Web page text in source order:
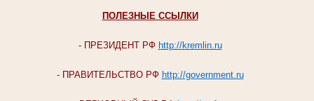
ПОЛЕЗНЫЕ ССЫЛКИ
- ПРЕЗИДЕНТ РФ http://kremlin.ru
- ПРАВИТЕЛЬСТВО РФ http://government.ru